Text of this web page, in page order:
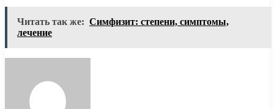
Читать так же: Симфизит: степени, симптомы,
лечение